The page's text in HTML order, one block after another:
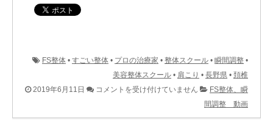
FS整体 • すごい整体 • プロの治療家 • 整体スクール • 瞬間調整 •
美容整体スクール • 肩こり • 長野県 • 頚椎
2019年6月11日
（動
女
コメントを受け付けていません
FS整体、瞬
間調整 動画